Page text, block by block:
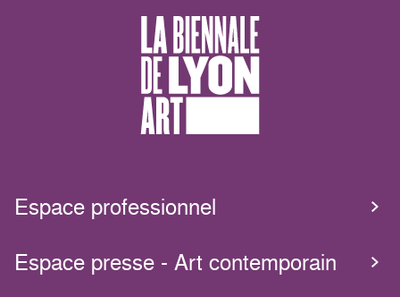
Espace professionnel
Espace presse - Art contemporain